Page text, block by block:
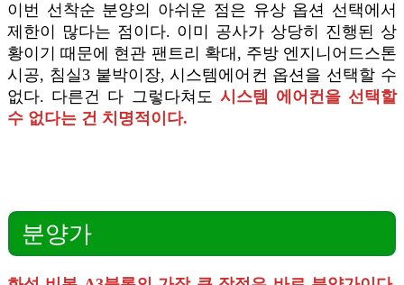
이번 선착순 분양의 아쉬운 점은 유상 옵션 선택에서
제한이 많다는 점이다. 이미 공사가 상당히 진행된 상
황이기 때문에 현관 팬트리 확대, 주방 엔지니어드스톤
시공, 침실3 붙박이장, 시스템에어컨 옵션을 선택할 수
없다. 다른건 다 그렇다쳐도 시스템 에어컨을 선택할
수 없다는 건 치명적이다.
분양가